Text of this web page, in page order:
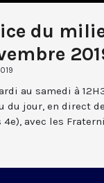
du
au samedi à
du jour, en direct
4e), avec les